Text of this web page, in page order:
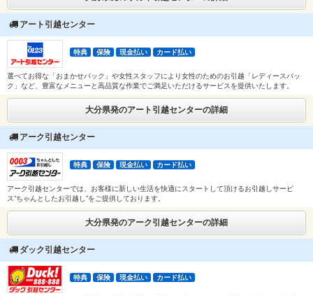
アート引越センター
特典 保険 現金払い カード払い
選べてお得な「おまかせパック」や女性スタッフにより女性のためのお引越「レディースパッ
ク」など、豊富なメニューと高品質な作業でご満足いただけるサービスを提供いたします。
大分県発のアート引越センターの詳細
アーク引越センター
特典 保険 現金払い カード払い
アーク引越センターでは、お客様に新しい生活を快適にスタートして頂けるお引越しサービ
ス”ちゃんとしたお引越し”をご提供しております。
大分県発のアーク引越センターの詳細
ダック引越センター
特典 保険 現金払い カード払い